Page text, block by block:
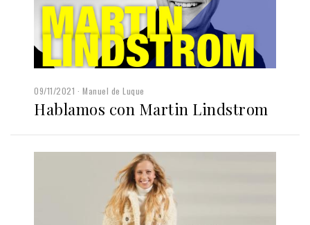
09/11/2021 Manuel de Luque
Hablamos con Martin Lindstrom